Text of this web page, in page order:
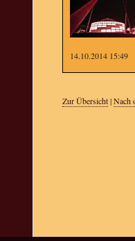
14.10.2014 15:49
Zur Übersicht|Nach